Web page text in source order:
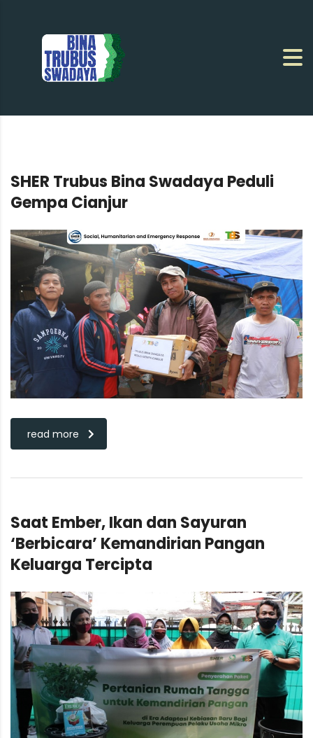
SHER Trubus Bina Swadaya Peduli
Gempa Cianjur
read more
Saat Ember, Ikan dan Sayuran
‘Berbicara’ Kemandirian Pangan
Keluarga Tercipta